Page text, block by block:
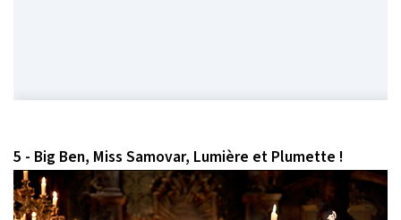
5 - Big Ben, Miss Samovar, Lumière et Plumette !